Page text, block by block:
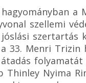
a
szellemi
szertartás
33. Menri Trizin
folyamatát
Thinley Nyima